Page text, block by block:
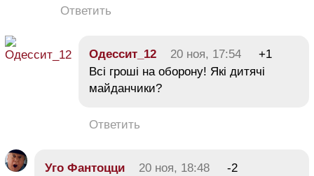
Ответить
Одессит_12 20 ноя, 17:54
+1
Всі гроші на оборону! Які дитячі
майданчики?
Ответить
Уго Фантоцци 20 ноя, 18:48
-2